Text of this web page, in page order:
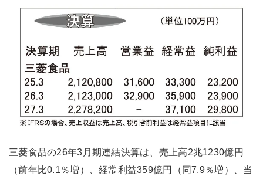
三菱食品の26年3月期連結決算は、売上高2兆1230億円
（前年比0.1％増）、経常利益359億円（同7.9％増）、当